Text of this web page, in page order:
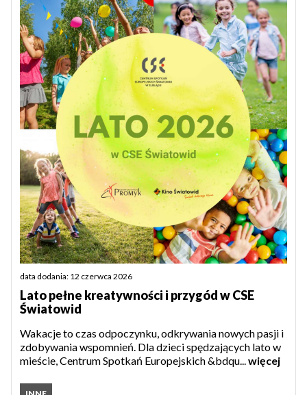
data dodania: 12 czerwca 2026
Lato pełne kreatywności i przygód w CSE
Światowid
Wakacje to czas odpoczynku, odkrywania nowych pasji i
zdobywania wspomnień. Dla dzieci spędzających lato w
mieście, Centrum Spotkań Europejskich &bdqu...więcej